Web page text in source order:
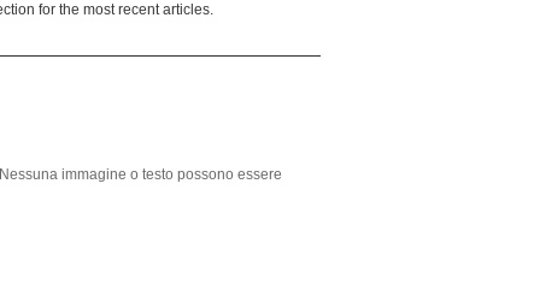
for the most recent articles.
immagine o testo possono essere